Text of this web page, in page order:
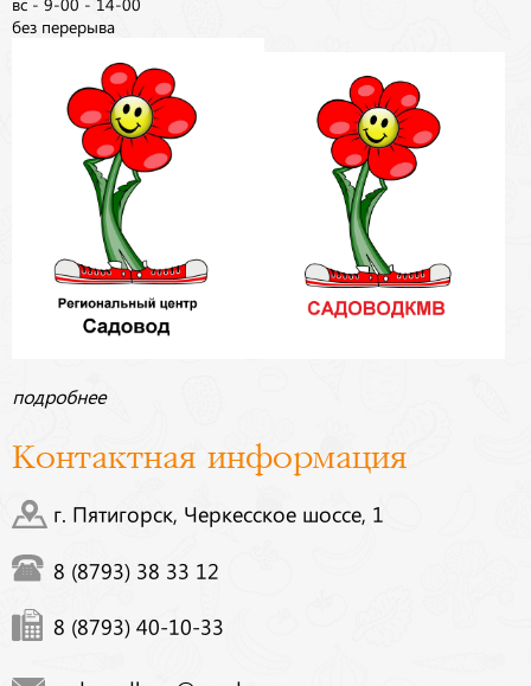
вс - 9-00 - 14-00
без перерыва
подробнее
Контактная информация
г. Пятигорск, Черкесское шоссе, 1
8 (8793) 38 33 12
8 (8793) 40-10-33